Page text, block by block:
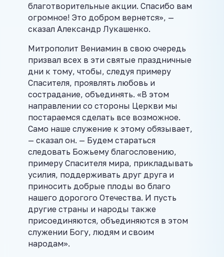
благотворительные акции. Спасибо вам
огромное! Это добром вернется», —
сказал Александр Лукашенко.
Митрополит Вениамин в свою очередь
призвал всех в эти святые праздничные
дни к тому, чтобы, следуя примеру
Спасителя, проявлять любовь и
сострадание, объединять. «В этом
направлении со стороны Церкви мы
постараемся сделать все возможное.
Само наше служение к этому обязывает,
— сказал он. — Будем стараться
следовать Божьему благословению,
примеру Спасителя мира, прикладывать
усилия, поддерживать друг друга и
приносить добрые плоды во благо
нашего дорогого Отечества. И пусть
другие страны и народы также
присоединяются, объединяются в этом
служении Богу, людям и своим
народам».